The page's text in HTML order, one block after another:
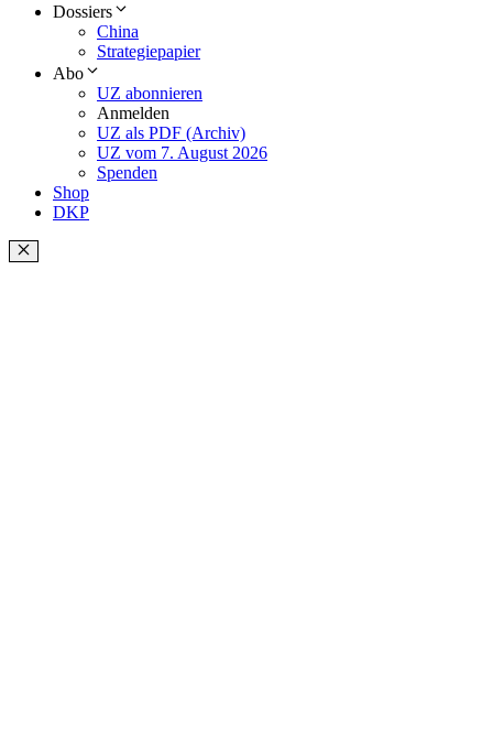
Dossiers
China
Strategiepapier
Abo
UZ abonnieren
Anmelden
UZ als PDF (Archiv)
UZ vom 7. August 2026
Spenden
Shop
DKP
Schließen